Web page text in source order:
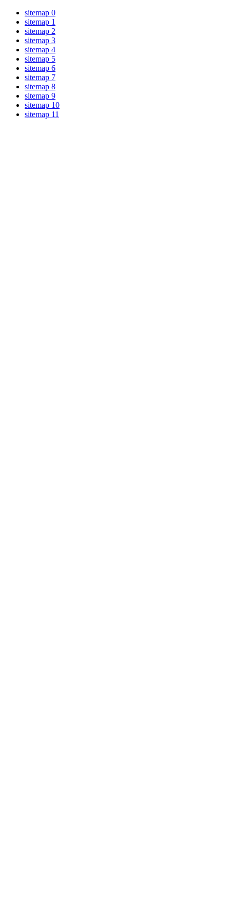
sitemap 0
sitemap 1
sitemap 2
sitemap 3
sitemap 4
sitemap 5
sitemap 6
sitemap 7
sitemap 8
sitemap 9
sitemap 10
sitemap 11